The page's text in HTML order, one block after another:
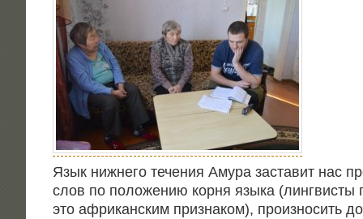
Язык ниж­не­го тече­ния Аму­ра заста­вит нас
слов по поло­же­нию кор­ня язы­ка (линг­ви­сты
это афри­кан­ским при­зна­ком), про­из­но­сить